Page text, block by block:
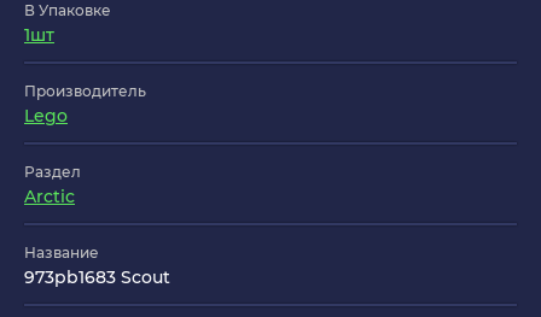
В Упаковке
1шт
Производитель
Lego
Раздел
Arctic
Название
973pb1683 Scout